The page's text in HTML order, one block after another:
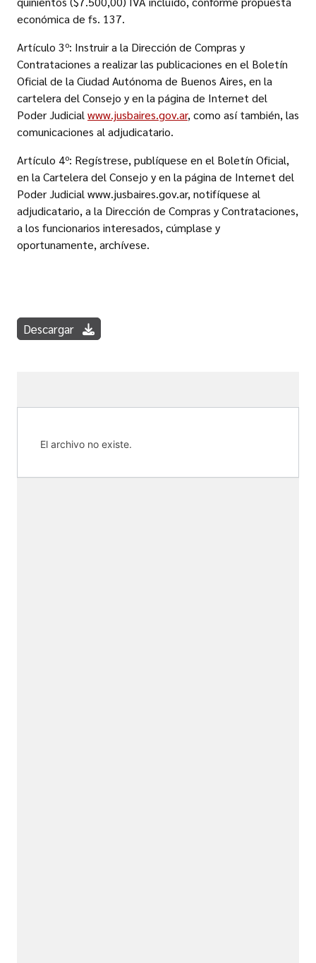
económica de fs. 137.
Artículo 3º: Instruir a la Dirección de Compras y
Contrataciones a realizar las publicaciones en el Boletín
Oficial de la Ciudad Autónoma de Buenos Aires, en la
cartelera del Consejo y en la página de Internet del
Poder Judicial www.jusbaires.gov.ar, como así también, las
comunicaciones al adjudicatario.
Artículo 4º: Regístrese, publíquese en el Boletín Oficial,
en la Cartelera del Consejo y en la página de Internet del
Poder Judicial www.jusbaires.gov.ar, notifíquese al
adjudicatario, a la Dirección de Compras y Contrataciones,
a los funcionarios interesados, cúmplase y
oportunamente, archívese.
Descargar